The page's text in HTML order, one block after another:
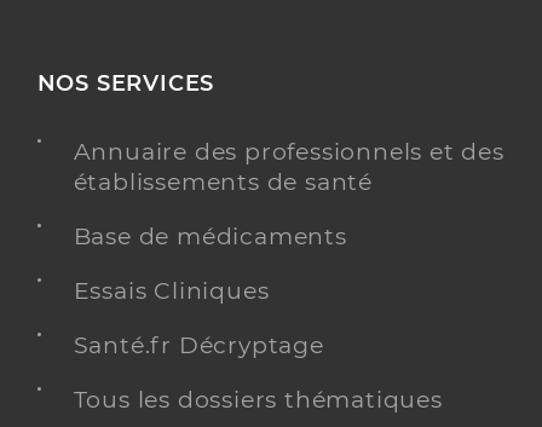
NOS SERVICES
Annuaire des professionnels et des
établissements de santé
Base de médicaments
Essais Cliniques
Santé.fr Décryptage
Tous les dossiers thématiques